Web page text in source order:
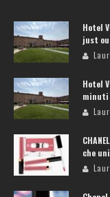
Hotel
just
Hotel
minuti
che